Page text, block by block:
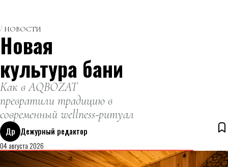
НОВОСТИ
Новая
культура бани
Как в AQBOZAT
превратили традицию в
современный wellness-ритуал
Др Дежурный редактор
04 августа 2026